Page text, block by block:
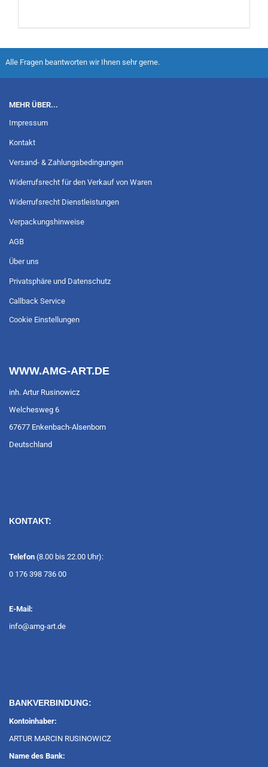
Alle Fragen beantworten wir Ihnen sehr gerne.
MEHR ÜBER...
Impressum
Kontakt
Versand- & Zahlungsbedingungen
Widerrufsrecht für den Verkauf von Waren
Widerrufsrecht Dienstleistungen
Verpackungshinweise
AGB
Über uns
Privatsphäre und Datenschutz
Callback Service
Cookie Einstellungen
WWW.AMG-ART.DE
inh. Artur Rusinowicz
Welchesweg 6
67677 Enkenbach-Alsenborn
Deutschland
KONTAKT:
Telefon (8.00 bis 22.00 Uhr):
0 176 398 736 00
E-Mail:
info@amg-art.de
BANKVERBINDUNG:
Kontoinhaber:
ARTUR MARCIN RUSINOWICZ
Name des Bank: